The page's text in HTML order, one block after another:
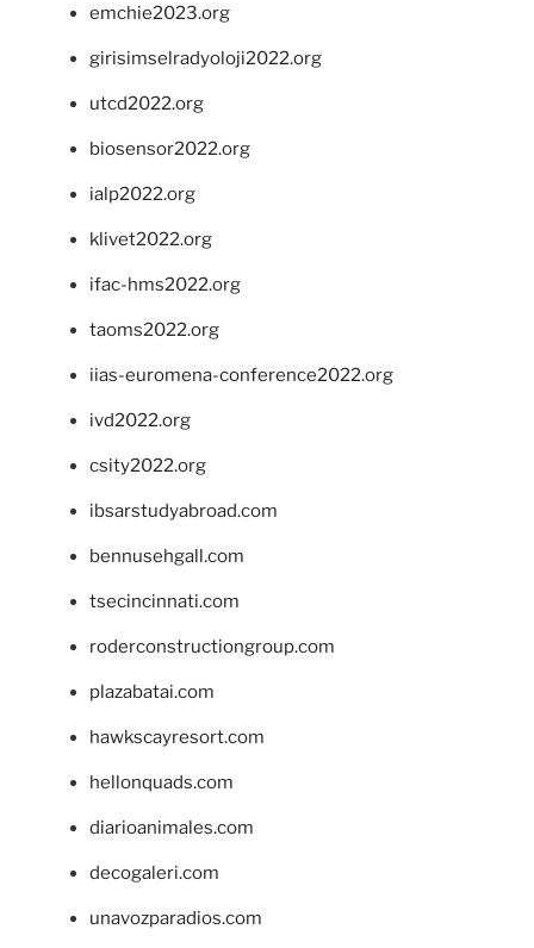
emchie2023.org
girisimselradyoloji2022.org
utcd2022.org
biosensor2022.org
ialp2022.org
klivet2022.org
ifac-hms2022.org
taoms2022.org
iias-euromena-conference2022.org
ivd2022.org
csity2022.org
ibsarstudyabroad.com
bennusehgall.com
tsecincinnati.com
roderconstructiongroup.com
plazabatai.com
hawkscayresort.com
hellonquads.com
diarioanimales.com
decogaleri.com
unavozparadios.com